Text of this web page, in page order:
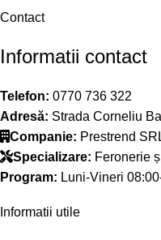
Contact
Informatii contact
Telefon: 0770 736 322
Adresă: Strada Corneliu
Companie: Prestrend
Specializare: Feronerie
Program: Luni-Vineri
Informatii utile